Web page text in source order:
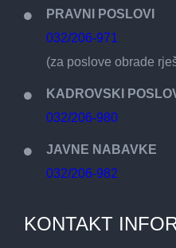
PRAVNI POSLOVI
032/206-971
(za poslove obrade
KADROVSKI
032/206-980
JAVNE NABAVKE
032/206-982
KONTAKT